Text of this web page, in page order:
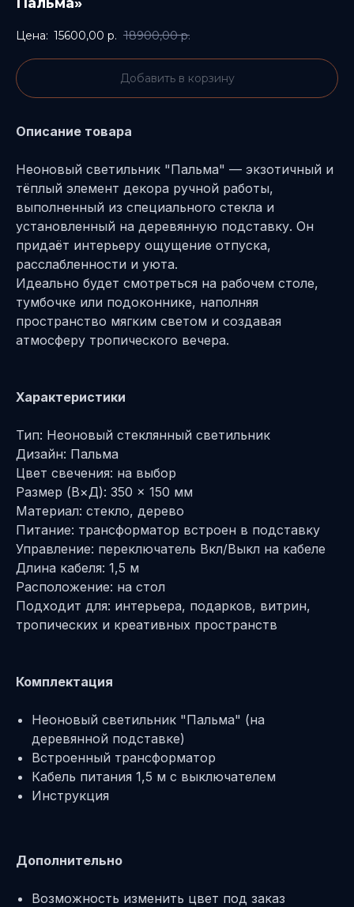
15600,00 р. 18900,00 р.
Добавить в корзину
Описание товара
Неоновый светильник "Пальма" — экзотичный и
тёплый элемент декора ручной работы,
выполненный из специального стекла и
установленный на деревянную подставку. Он
придаёт интерьеру ощущение отпуска,
расслабленности и уюта.
Идеально будет смотреться на рабочем столе,
тумбочке или подоконнике, наполняя
пространство мягким светом и создавая
атмосферу тропического вечера.
Характеристики
Тип: Неоновый стеклянный светильник
Дизайн: Пальма
Цвет свечения: на выбор
Размер (В×Д): 350 × 150 мм
Материал: стекло, дерево
Питание: трансформатор встроен в подставку
Управление: переключатель Вкл/Выкл на кабеле
Длина кабеля: 1,5 м
Расположение: на стол
Подходит для: интерьера, подарков, витрин,
тропических и креативных пространств
Комплектация
Неоновый светильник "Пальма" (на
деревянной подставке)
Встроенный трансформатор
Кабель питания 1,5 м с выключателем
Инструкция
Дополнительно
Возможность изменить цвет под заказ